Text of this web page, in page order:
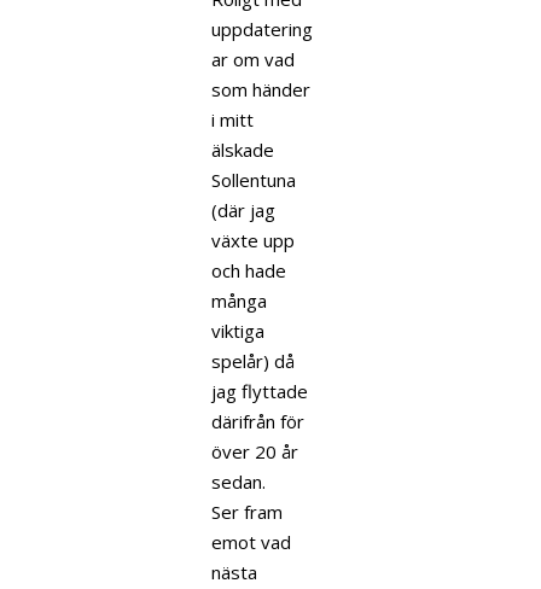
uppdatering
ar om vad
som händer
i mitt
älskade
Sollentuna
(där jag
växte upp
och hade
många
viktiga
spelår) då
jag flyttade
därifrån för
över 20 år
sedan.
Ser fram
emot vad
nästa